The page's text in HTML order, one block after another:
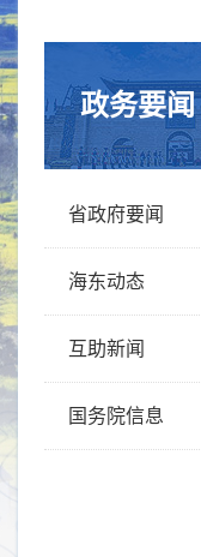
政务要闻
省政府要闻
海东动态
互助新闻
国务院信息